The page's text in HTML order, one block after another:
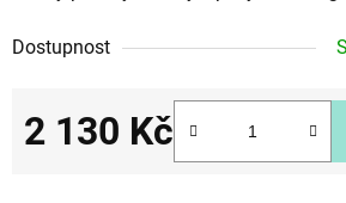
Dostupnost
2 130 Kč